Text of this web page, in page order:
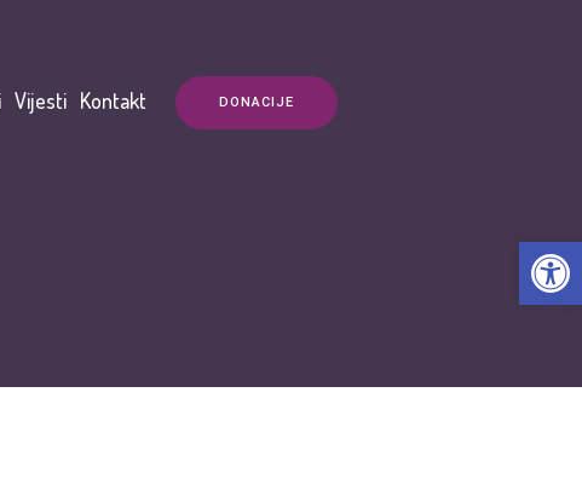
DONACIJE
Vijesti Kontakt